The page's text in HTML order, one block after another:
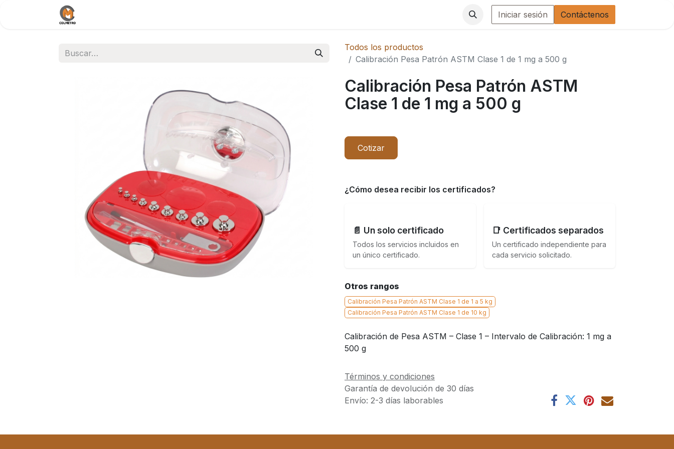
Iniciar sesión Contáctenos
Todos los productos
Calibración Pesa Patrón ASTM Clase 1 de 1 mg a 500 g
Calibración Pesa Patrón ASTM
Clase 1 de 1 mg a 500 g
Cotizar
¿Cómo desea recibir los certificados?
📄 Un solo certificado
Todos los servicios incluidos en
un único certificado.
📑 Certificados separados
Un certificado independiente para
cada servicio solicitado.
Otros rangos
Calibración Pesa Patrón ASTM Clase 1 de 1 a 5 kg
Calibración Pesa Patrón ASTM Clase 1 de 10 kg
Calibración de Pesa ASTM – Clase 1 – Intervalo de Calibración: 1 mg a
500 g
Términos y condiciones
Garantía de devolución de 30 días
Envío: 2-3 días laborables